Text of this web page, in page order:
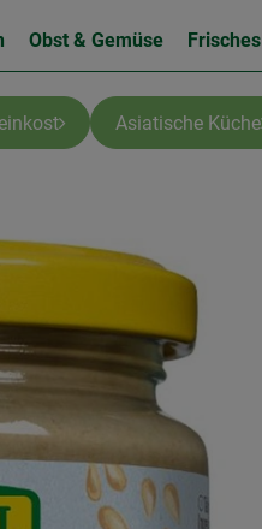
Obst & Gemüse Frisches
Asiatische Küche